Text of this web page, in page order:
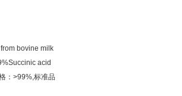
bovine milk
acid
： >99%,标准品